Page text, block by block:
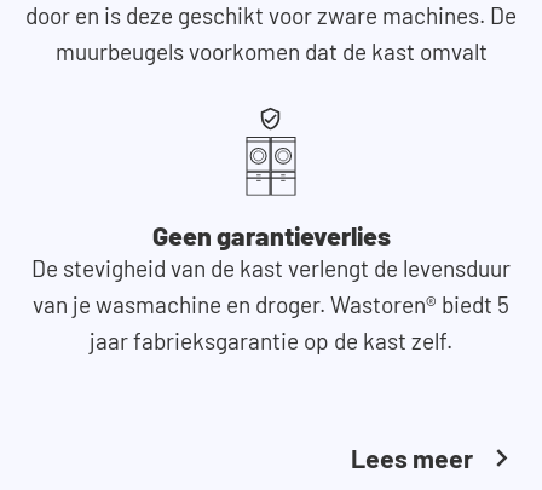
door en is deze geschikt voor zware machines. De
muurbeugels voorkomen dat de kast omvalt
Geen garantieverlies
De stevigheid van de kast verlengt de levensduur
van je wasmachine en droger. Wastoren® biedt 5
jaar fabrieksgarantie op de kast zelf.
Lees meer